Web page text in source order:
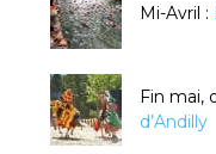
Mi-Avril :
Fin mai,
d’Andilly